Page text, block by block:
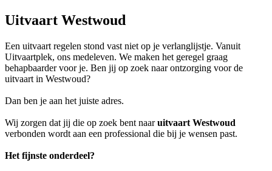
Uitvaart Westwoud
Een uitvaart regelen stond vast niet op je verlanglijstje. Vanuit
Uitvaartplek, ons medeleven. We maken het geregel graag
behapbaarder voor je. Ben jij op zoek naar ontzorging voor de
uitvaart in Westwoud?
Dan ben je aan het juiste adres.
Wij zorgen dat jij die op zoek bent naaruitvaart Westwoud
verbonden wordt aan een professional die bij je wensen past.
Het fijnste onderdeel?